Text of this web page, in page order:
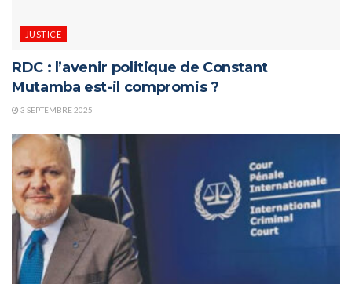
JUSTICE
RDC : l’avenir politique de Constant
Mutamba est-il compromis ?
3 SEPTEMBRE 2025